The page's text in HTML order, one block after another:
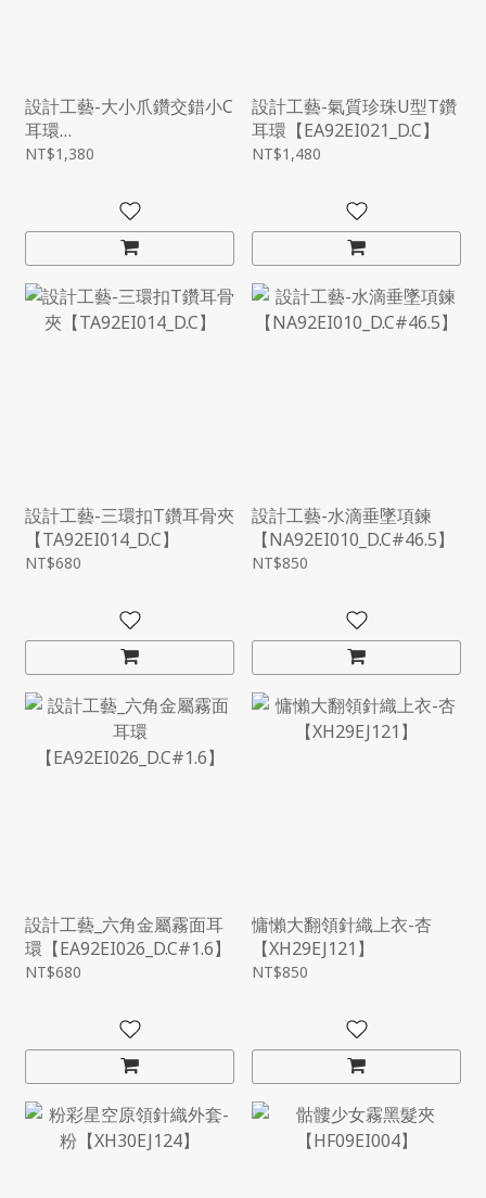
設計工藝-大小爪鑽交錯小C
耳環
【EA92EI022_D.C#13】
NT$1,380
設計工藝-氣質珍珠U型T鑽
耳環【EA92EI021_D.C】
NT$1,480
設計工藝-三環扣T鑽耳骨夾
【TA92EI014_D.C】
NT$680
設計工藝-水滴垂墜項鍊
【NA92EI010_D.C#46.5】
NT$850
設計工藝_六角金屬霧面耳
環【EA92EI026_D.C#1.6】
NT$680
慵懶大翻領針織上衣-杏
【XH29EJ121】
NT$850